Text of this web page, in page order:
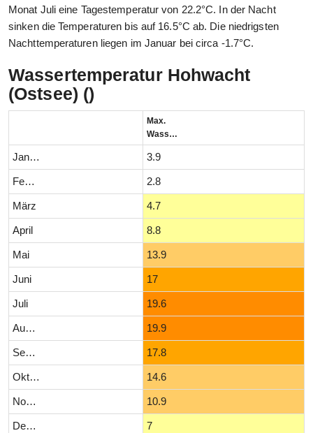
Monat Juli eine Tagestemperatur von 22.2°C. In der Nacht
sinken die Temperaturen bis auf 16.5°C ab. Die niedrigsten
Nachttemperaturen liegen im Januar bei circa -1.7°C.
Wassertemperatur Hohwacht
(Ostsee) ()
Max.
Wassertemperatur (°C)
Januar 3.9
Februar 2.8
März 4.7
April 8.8
Mai 13.9
Juni 17
Juli 19.6
August 19.9
September 17.8
Oktober 14.6
November 10.9
Dezember 7